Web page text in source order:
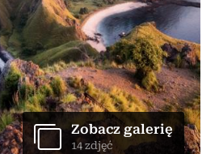
Zobacz galerię
14 zdjęć